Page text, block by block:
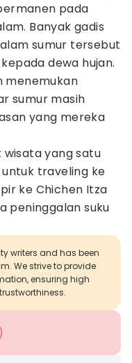
pada
Banyak gadis
sumur tersebut
dewa hujan.
menemukan
sumur masih
yang mereka
wisata yang satu
traveling ke
ke Chichen Itza
peninggalan suku
writers and has been
We strive to provide
ensuring high